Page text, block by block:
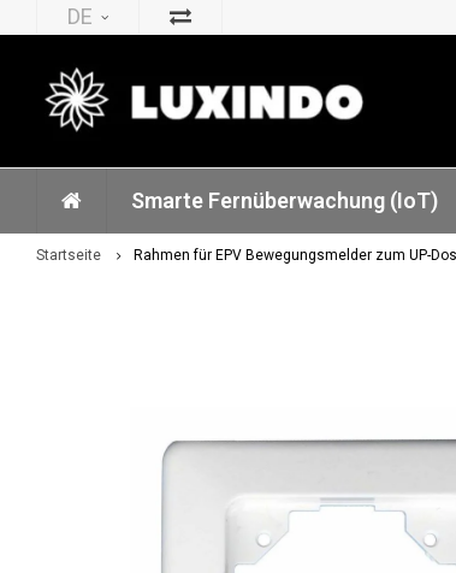
DE
Smarte Fernüberwachung (IoT)
Startseite Rahmen für EPV Bewegungsmelder zum UP-